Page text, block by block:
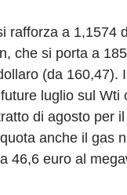
rafforza a 1,1574
che si porta a
(da 160,47).
luglio sul Wti
di agosto per
anche il gas
46,6 euro al